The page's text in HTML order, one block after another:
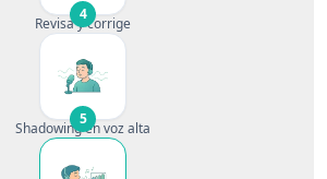
4
Revisa y corrige
5
Shadowing en voz alta